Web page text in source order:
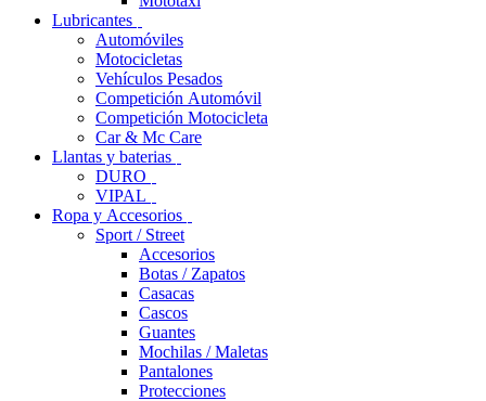
Lubricantes
Automóviles
Motocicletas
Vehículos Pesados
Competición Automóvil
Competición Motocicleta
Car & Mc Care
Llantas y baterias
DURO
VIPAL
Ropa y Accesorios
Sport / Street
Accesorios
Botas / Zapatos
Casacas
Cascos
Guantes
Mochilas / Maletas
Pantalones
Protecciones